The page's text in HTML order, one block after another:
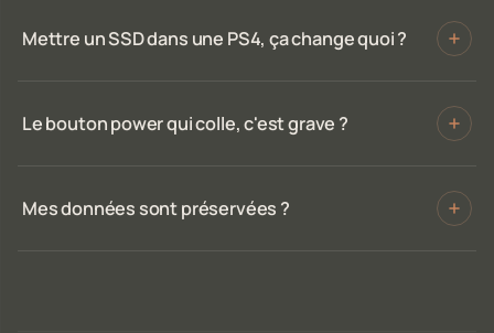
Mettre un SSD dans une PS4, ça change quoi ?
Le bouton power qui colle, c'est grave ?
Mes données sont préservées ?